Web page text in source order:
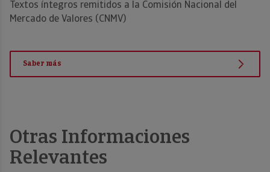
Textos íntegros remitidos a la Comisión Nacional del
Mercado de Valores (CNMV)
Saber más
Otras Informaciones
Relevantes